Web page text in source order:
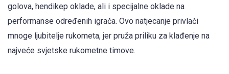
golova, hendikep oklade, ali i specijalne oklade na
performanse određenih igrača. Ovo natjecanje privlači
mnoge ljubitelje rukometa, jer pruža priliku za klađenje na
najveće svjetske rukometne timove.